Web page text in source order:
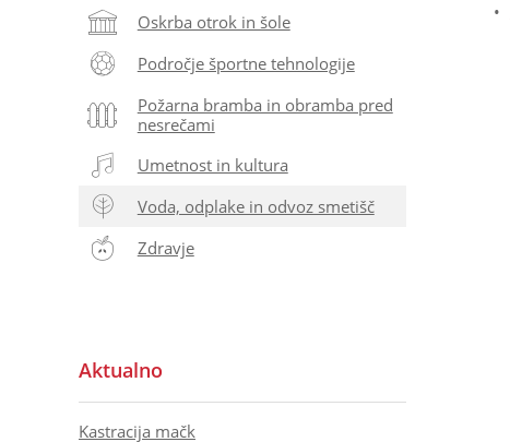
Oskrba otrok in šole
Področje športne tehnologije
Požarna bramba in obramba pred
nesrečami
Umetnost in kultura
Voda, odplake in odvoz smetišč
Zdravje
Aktualno
Kastracija mačk